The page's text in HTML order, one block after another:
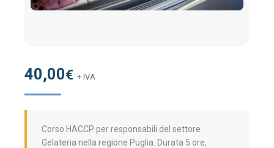
40,00€ + IVA
Corso HACCP per responsabili del settore
Gelateria nella regione Puglia. Durata 5 ore,